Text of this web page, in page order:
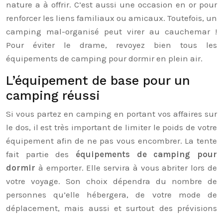
nature a à offrir. C’est aussi une occasion en or pour
renforcer les liens familiaux ou amicaux. Toutefois, un
camping mal-organisé peut virer au cauchemar !
Pour éviter le drame, revoyez bien tous les
équipements de camping pour dormir en plein air.
L’équipement de base pour un
camping réussi
Si vous partez en camping en portant vos affaires sur
le dos, il est très important de limiter le poids de votre
équipement afin de ne pas vous encombrer. La tente
fait partie des équipements de camping pour
dormir à emporter. Elle servira à vous abriter lors de
votre voyage. Son choix dépendra du nombre de
personnes qu’elle hébergera, de votre mode de
déplacement, mais aussi et surtout des prévisions